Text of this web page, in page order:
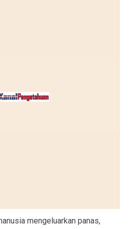
mengeluarkan panas,